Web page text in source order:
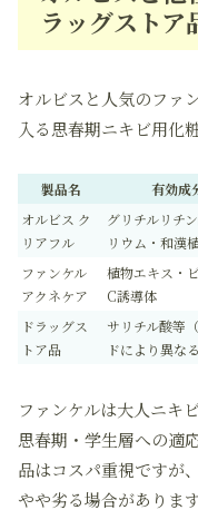
ラッグストア
オルビスと人気のファ
入る思春期ニキビ用化
製品名 有効成
オルビス ク
リアフル
グリチルリチ
リウム・和漢
ファンケル
アクネケア
植物エキス・
C誘導体
ドラッグス
トア品
サリチル酸等
ドにより異なる
ファンケルは大人ニキ
思春期・学生層への適
品はコスパ重視ですが
やや劣る場合があります